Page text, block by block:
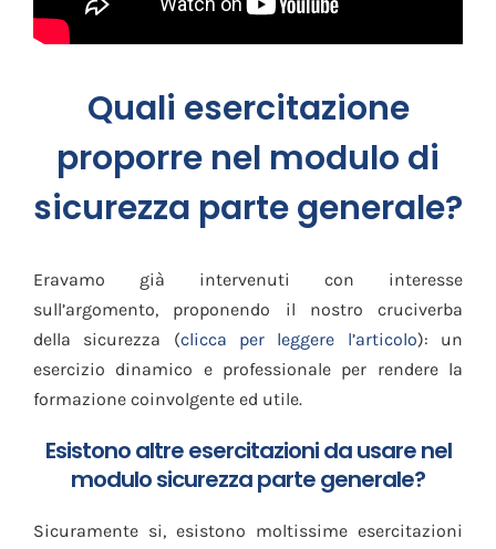
Quali esercitazione
proporre nel modulo di
sicurezza parte generale?
Eravamo già intervenuti con interesse
sull’argomento, proponendo il nostro cruciverba
della sicurezza (clicca per leggere l’articolo): un
esercizio dinamico e professionale per rendere la
formazione coinvolgente ed utile.
Esistono altre esercitazioni da usare nel
modulo sicurezza parte generale?
Sicuramente si, esistono moltissime esercitazioni